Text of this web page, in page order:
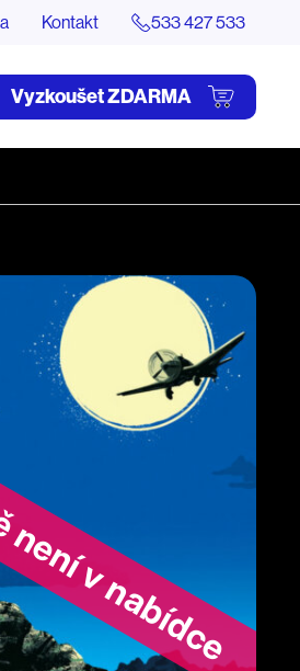
Kontakt 533 427 533
Vyzkoušet ZDARMA
v nabídce